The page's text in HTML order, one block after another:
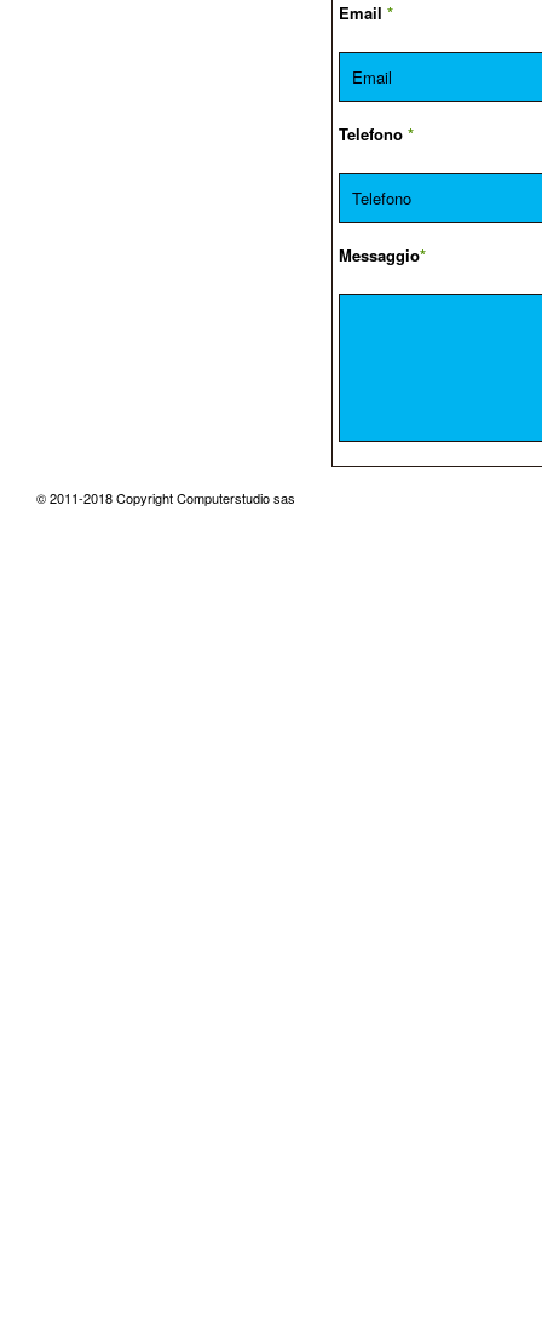
Email *
Telefono *
Messaggio*
© 2011-2018 Copyright Computerstudio sas